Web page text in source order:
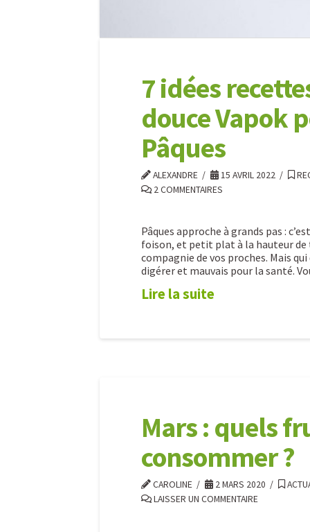
!)
7 idées
douce Vapok
Pâques
ALEXANDRE 15 AVRIL 2022
2 COMMENTAIRES
Pâques approche à grands pas :
foison, et petit plat à la hauteur
compagnie de vos proches. Mais
digérer et mauvais pour la santé.
Lire la suite
cuiseur
vapeur
douce
Mars : quels
consommer ?
CAROLINE 2 MARS 2020
LAISSER UN COMMENTAIRE